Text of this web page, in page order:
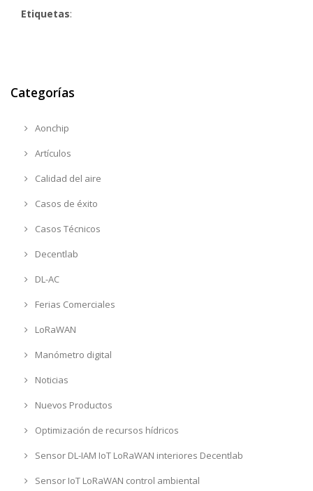
Etiquetas:
Categorías
Aonchip
Artículos
Calidad del aire
Casos de éxito
Casos Técnicos
Decentlab
DL-AC
Ferias Comerciales
LoRaWAN
Manómetro digital
Noticias
Nuevos Productos
Optimización de recursos hídricos
Sensor DL-IAM IoT LoRaWAN interiores Decentlab
Sensor IoT LoRaWAN control ambiental